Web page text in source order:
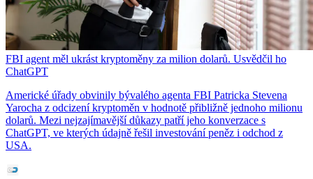
FBI agent měl ukrást kryptoměny za milion dolarů. Usvědčil ho
ChatGPT
Americké úřady obvinily bývalého agenta FBI Patricka Stevena
Yarocha z odcizení kryptoměn v hodnotě přibližně jednoho milionu
dolarů. Mezi nejzajímavější důkazy patří jeho konverzace s
ChatGPT, ve kterých údajně řešil investování peněz i odchod z
USA.